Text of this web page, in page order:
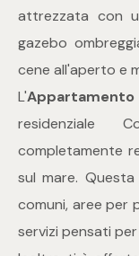
attrezzata con
gazebo
cene all'aperto e
L'Appartamento
residenziale
completamente
sul mare.
comuni, aree per
servizi pensati
Bagni